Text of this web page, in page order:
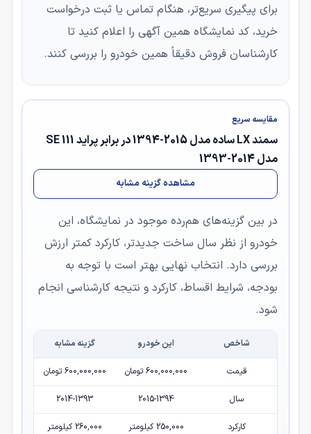
برای پیگیری سریع‌تر، هنگام تماس یا ثبت درخواست
خرید، کد نمایشگاه همین آگهی را اعلام کنید تا
کارشناسان فروش دقیقاً همین خودرو را بررسی کنند.
مقایسه سریع
سمند LX ساده مدل 2015-1394 در برابر پراید 111 SE
مدل 2014-1393
مشاهده گزینه مشابه
در بین گزینه‌های هم‌رده موجود در نمایشگاه، این
خودرو از نظر سال ساخت جدیدتر، کارکرد کمتر ارزش
بررسی دارد. انتخاب نهایی بهتر است با توجه به
بودجه، شرایط اقساط، کارکرد و نتیجه کارشناسی انجام
شود.
شاخص این خودرو گزینه مشابه
قیمت 600,000,000 تومان 600,000,000 تومان
سال 2015-1394
2014-1393
کارکرد 250,000 کیلومتر 260,000 کیلومتر